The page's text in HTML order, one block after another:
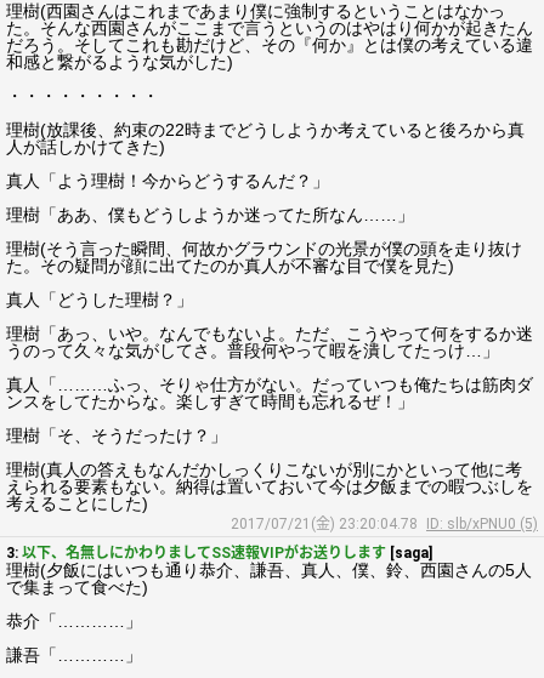
理樹(西園さんはこれまであまり僕に強制するということはなかっ
た。そんな西園さんがここまで言うというのはやはり何かが起きたん
だろう。そしてこれも勘だけど、その『何か』とは僕の考えている違
和感と繋がるような気がした)
・・・・・・・・・
理樹(放課後、約束の22時までどうしようか考えていると後ろから真
人が話しかけてきた)
真人「よう理樹！今からどうするんだ？」
理樹「ああ、僕もどうしようか迷ってた所なん……」
理樹(そう言った瞬間、何故かグラウンドの光景が僕の頭を走り抜け
た。その疑問が顔に出てたのか真人が不審な目で僕を見た)
真人「どうした理樹？」
理樹「あっ、いや。なんでもないよ。ただ、こうやって何をするか迷
うのって久々な気がしてさ。普段何やって暇を潰してたっけ…」
真人「………ふっ、そりゃ仕方がない。だっていつも俺たちは筋肉ダ
ンスをしてたからな。楽しすぎて時間も忘れるぜ！」
理樹「そ、そうだったけ？」
理樹(真人の答えもなんだかしっくりこないが別にかといって他に考
えられる要素もない。納得は置いておいて今は夕飯までの暇つぶしを
考えることにした)
2017/07/21(金) 23:20:04.78
ID: slb/xPNU0 (5)
3: 以下、名無しにかわりましてSS速報VIPがお送りします [saga]
理樹(夕飯にはいつも通り恭介、謙吾、真人、僕、鈴、西園さんの5人
で集まって食べた)
恭介「…………」
謙吾「…………」